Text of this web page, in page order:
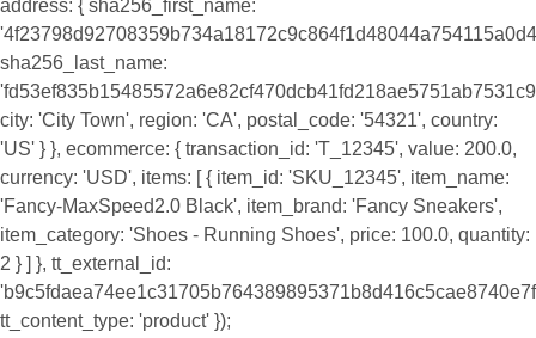
address: { sha256_first_name:
sha256_last_name:
city: 'City Town', region: 'CA', postal_code: '54321', country:
'US' } }, ecommerce: { transaction_id: 'T_12345', value: 200.0,
currency: 'USD', items: [ { item_id: 'SKU_12345', item_name:
'Fancy-MaxSpeed2.0 Black', item_brand: 'Fancy Sneakers',
item_category: 'Shoes - Running Shoes', price: 100.0, quantity:
2 } ] }, tt_external_id:
tt_content_type: 'product' });